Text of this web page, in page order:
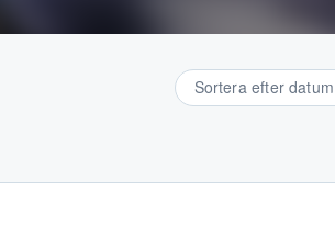
Sortera efter datum